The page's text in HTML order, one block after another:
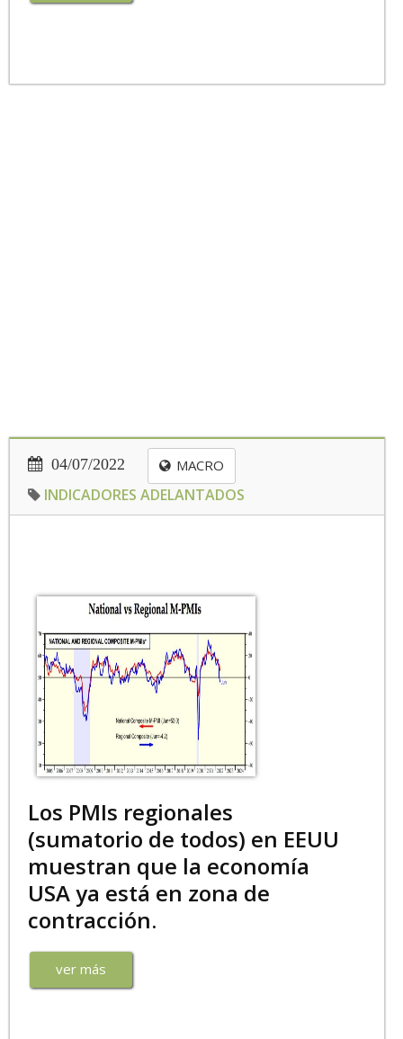
04/07/2022 MACRO
INDICADORES ADELANTADOS
Los PMIs regionales
(sumatorio de todos) en EEUU
muestran que la economía
USA ya está en zona de
contracción.
ver más